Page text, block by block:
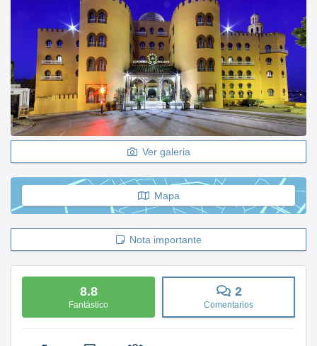
Ver galeria
Mapa
Nota importante
8.8
Fantástico
2
Comentarios